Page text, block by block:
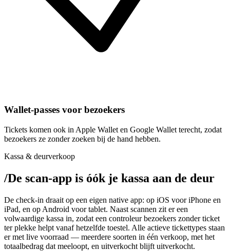
Wallet-passes voor bezoekers
Tickets komen ook in Apple Wallet en Google Wallet terecht, zodat
bezoekers ze zonder zoeken bij de hand hebben.
Kassa & deurverkoop
/De scan-app is óók je kassa aan de deur
De check-in draait op een eigen native app: op iOS voor iPhone en
iPad, en op Android voor tablet. Naast scannen zit er een
volwaardige kassa in, zodat een controleur bezoekers zonder ticket
ter plekke helpt vanaf hetzelfde toestel. Alle actieve tickettypes staan
er met live voorraad — meerdere soorten in één verkoop, met het
totaalbedrag dat meeloopt, en uitverkocht blijft uitverkocht.